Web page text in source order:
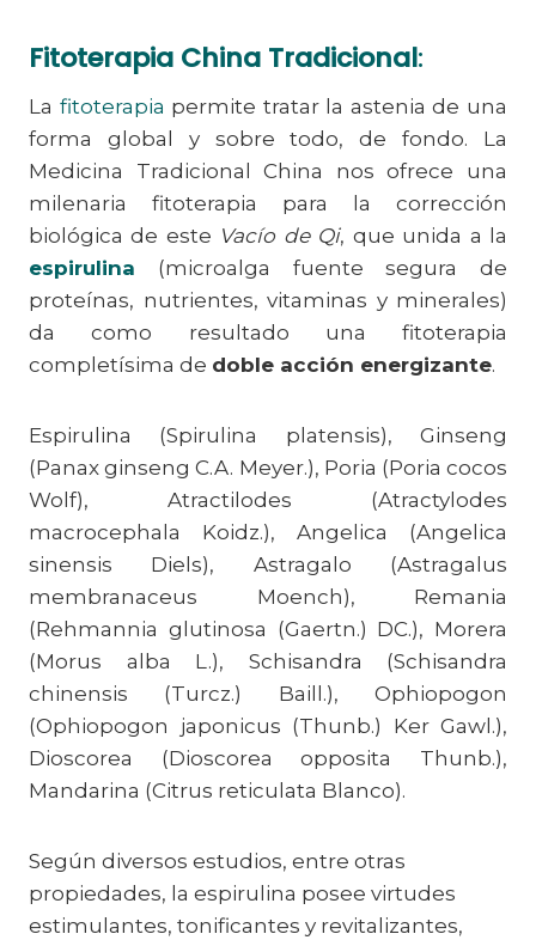
Fitoterapia China Tradicional:
La fitoterapia permite tratar la astenia de una
forma global y sobre todo, de fondo. La
Medicina Tradicional China nos ofrece una
milenaria fitoterapia para la corrección
biológica de este Vacío de Qi, que unida a la
espirulina
(microalga fuente segura de
proteínas, nutrientes, vitaminas y minerales)
da como resultado una fitoterapia
completísima de doble acción energizante.
Espirulina (Spirulina platensis), Ginseng
(Panax ginseng C.A. Meyer.), Poria (Poria cocos
Wolf), Atractilodes (Atractylodes
macrocephala Koidz.), Angelica (Angelica
sinensis Diels), Astragalo (Astragalus
membranaceus Moench), Remania
(Rehmannia glutinosa (Gaertn.) DC.), Morera
(Morus alba L.), Schisandra (Schisandra
chinensis (Turcz.) Baill.), Ophiopogon
(Ophiopogon japonicus (Thunb.) Ker Gawl.),
Dioscorea (Dioscorea opposita Thunb.),
Mandarina (Citrus reticulata Blanco).
Según diversos estudios, entre otras
propiedades, la espirulina posee virtudes
estimulantes, tonificantes y revitalizantes,